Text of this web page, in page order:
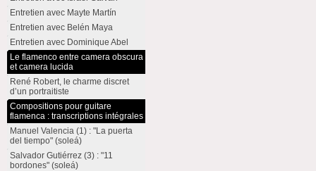
Entretien avec Mayte Martín
Entretien avec Belén Maya
Entretien avec Dominique Abel
Le flamenco entre camera obscura
et camera lucida
René Robert, le charme discret
d’un portraitiste
Compositions pour guitare
flamenca : transcriptions intégrales
Manuel Valencia (1) : "La puerta
del tiempo" (soleá)
Salvador Gutiérrez (3) : "11
bordones" (soleá)